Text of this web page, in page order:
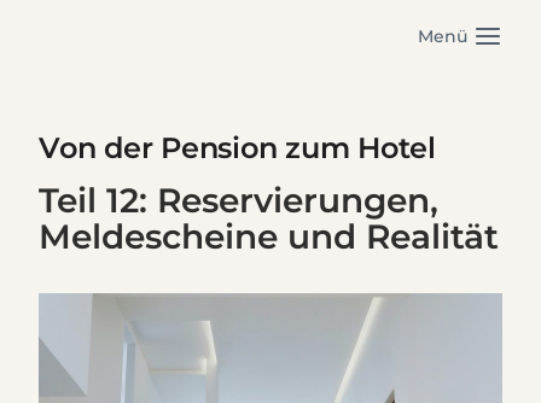
Menü
Von der Pension zum Hotel
Teil 12: Reservierungen,
Meldescheine und Realität